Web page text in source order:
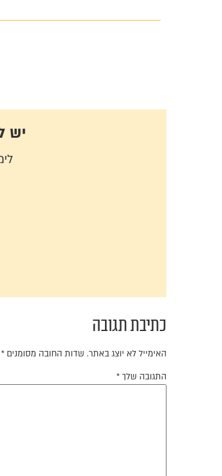
יש
כתיבת תגובה
האימייל לא יוצג באתר. שדות החובה מסומנים *
התגובה שלך *